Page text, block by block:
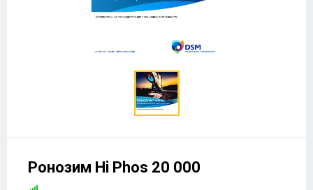
Ронозим Hi Phos 20 000